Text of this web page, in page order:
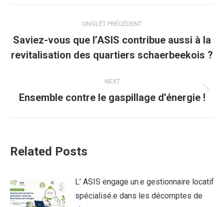
navigation
ONGLET PRÉCÉDENT
Previous
post:
Saviez-vous que l’ASIS contribue aussi à la
revitalisation des quartiers schaerbeekois ?
NEXT
Next
Ensemble contre le gaspillage d’énergie !
Related Posts
L’ ASIS engage un.e gestionnaire locatif
spécialisé.e dans les décomptes de